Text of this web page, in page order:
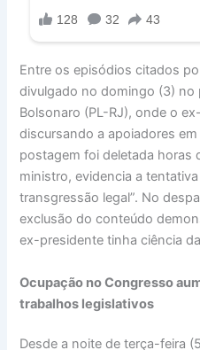
Entre os episódios citados
divulgado no domingo (3) no
Bolsonaro (PL-RJ), onde o
discursando a apoiadores
postagem foi deletada horas
ministro, evidencia a
transgressão legal”. No
exclusão do conteúdo
ex-presidente tinha ciência
Ocupação no Congresso
trabalhos legislativos
Desde a noite de terça-feira